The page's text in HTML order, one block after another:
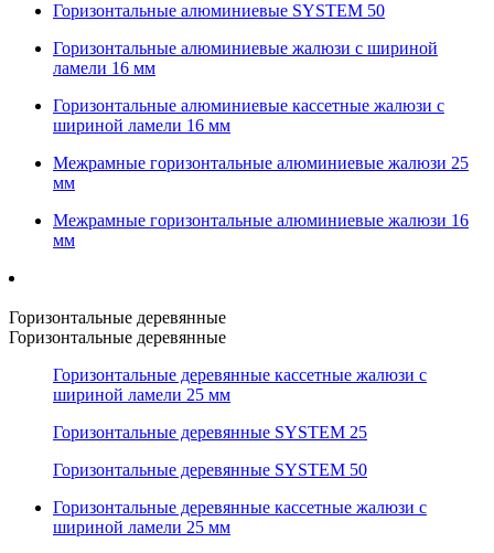
Горизонтальные алюминиевые SYSTEM 50
Горизонтальные алюминиевые жалюзи с шириной
ламели 16 мм
Горизонтальные алюминиевые кассетные жалюзи с
шириной ламели 16 мм
Межрамные горизонтальные алюминиевые жалюзи 25
мм
Межрамные горизонтальные алюминиевые жалюзи 16
мм
Горизонтальные деревянные
Горизонтальные деревянные
Горизонтальные деревянные кассетные жалюзи с
шириной ламели 25 мм
Горизонтальные деревянные SYSTEM 25
Горизонтальные деревянные SYSTEM 50
Горизонтальные деревянные кассетные жалюзи с
шириной ламели 25 мм